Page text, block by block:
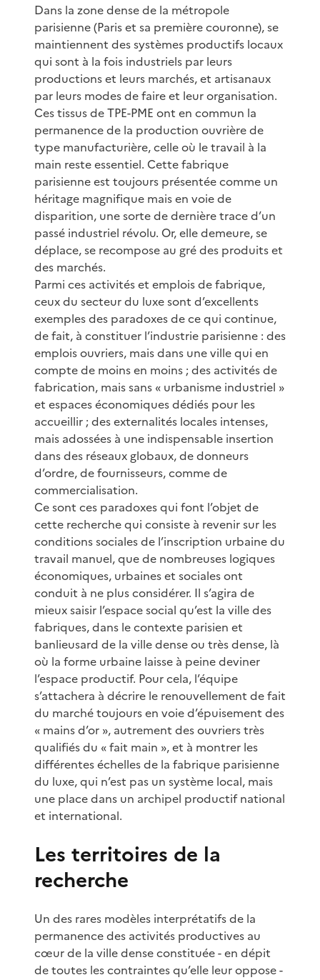
Dans la zone dense de la métropole
parisienne (Paris et sa première couronne), se
maintiennent des systèmes productifs locaux
qui sont à la fois industriels par leurs
productions et leurs marchés, et artisanaux
par leurs modes de faire et leur organisation.
Ces tissus de TPE-PME ont en commun la
permanence de la production ouvrière de
type manufacturière, celle où le travail à la
main reste essentiel. Cette fabrique
parisienne est toujours présentée comme un
héritage magnifique mais en voie de
disparition, une sorte de dernière trace d’un
passé industriel révolu. Or, elle demeure, se
déplace, se recompose au gré des produits et
des marchés.
Parmi ces activités et emplois de fabrique,
ceux du secteur du luxe sont d’excellents
exemples des paradoxes de ce qui continue,
de fait, à constituer l’industrie parisienne : des
emplois ouvriers, mais dans une ville qui en
compte de moins en moins ; des activités de
fabrication, mais sans « urbanisme industriel »
et espaces économiques dédiés pour les
accueillir ; des externalités locales intenses,
mais adossées à une indispensable insertion
dans des réseaux globaux, de donneurs
d’ordre, de fournisseurs, comme de
commercialisation.
Ce sont ces paradoxes qui font l’objet de
cette recherche qui consiste à revenir sur les
conditions sociales de l’inscription urbaine du
travail manuel, que de nombreuses logiques
économiques, urbaines et sociales ont
conduit à ne plus considérer. Il s’agira de
mieux saisir l’espace social qu’est la ville des
fabriques, dans le contexte parisien et
banlieusard de la ville dense ou très dense, là
où la forme urbaine laisse à peine deviner
l’espace productif. Pour cela, l’équipe
s’attachera à décrire le renouvellement de fait
du marché toujours en voie d’épuisement des
« mains d’or », autrement des ouvriers très
qualifiés du « fait main », et à montrer les
différentes échelles de la fabrique parisienne
du luxe, qui n’est pas un système local, mais
une place dans un archipel productif national
et international.
Les territoires de la
recherche
Un des rares modèles interprétatifs de la
permanence des activités productives au
cœur de la ville dense constituée - en dépit
de toutes les contraintes qu’elle leur oppose -